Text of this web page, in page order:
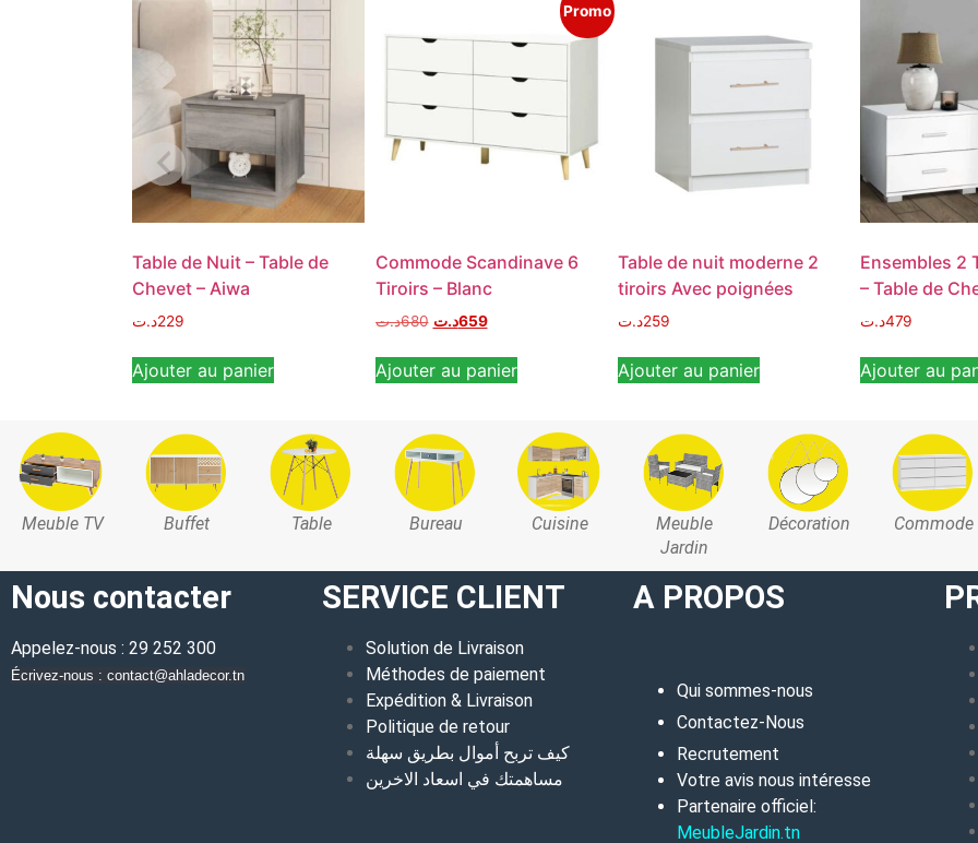
Table de Nuit – Table de
Chevet – Aiwa
229د.ت
Ajouter au panier
Promo
Commode Scandinave 6
Tiroirs – Blanc
680د.ت 659د.ت
Ajouter au panier
Table de nuit moderne 2
tiroirs Avec poignées
259د.ت
Ajouter au panier
Ensembles 2
– Table de
479د.ت
Ajouter au
Meuble TV Buffet Table Bureau Cuisine
Meuble
Jardin
Décoration Commode
Nous contacter
Appelez-nous : 29 252 300
Écrivez-nous : contact@ahladecor.tn
SERVICE CLIENT
Solution de Livraison
Méthodes de paiement
Expédition & Livraison
Politique de retour
كيف تربح أموال بطريق سهلة
مساهمتك في اسعاد الاخرين
A PROPOS
Qui sommes-nous
Contactez-Nous
Recrutement
Votre avis nous intéresse
Partenaire officiel:
MeubleJardin.tn